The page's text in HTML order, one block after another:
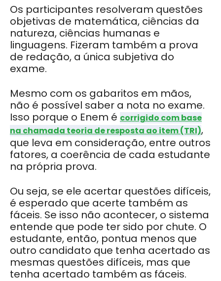
Os participantes resolveram questões
objetivas de matemática, ciências da
natureza, ciências humanas e
linguagens. Fizeram também a prova
de redação, a única subjetiva do
exame.
Mesmo com os gabaritos em mãos,
não é possível saber a nota no exame.
Isso porque o Enem é corrigido com base
na chamada teoria de resposta ao item (TRI),
que leva em consideração, entre outros
fatores, a coerência de cada estudante
na própria prova.
Ou seja, se ele acertar questões difíceis,
é esperado que acerte também as
fáceis. Se isso não acontecer, o sistema
entende que pode ter sido por chute. O
estudante, então, pontua menos que
outro candidato que tenha acertado as
mesmas questões difíceis, mas que
tenha acertado também as fáceis.